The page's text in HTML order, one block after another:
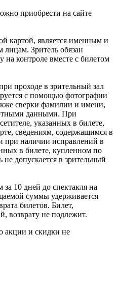
приобрести на сайте
картой, является именным и
лицам. Зритель обязан
контроле вместе с билетом
проходе в зрительный зал
с помощью фотографии
сверки фамилии и имени,
данными. При
указанных в билете,
сведениям, содержащимся в
при наличии исправлений в
в билете, купленном по
допускается в зрительный
10 дней до спектакля на
суммы удерживается
билетов. Билет,
возврату не подлежит.
акции и скидки не